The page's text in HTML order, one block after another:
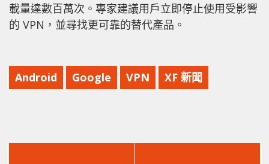
載量達數百萬次。專家建議用戶立即停止使用受影響
的 VPN，並尋找更可靠的替代產品。
Android Google VPN XF 新聞